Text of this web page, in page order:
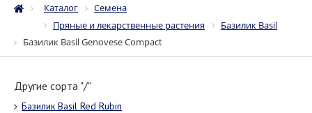
Каталог
Семена
Пряные и лекарственные растения
Базилик Basil
Базилик Basil Genovese Compact
Другие сорта "/"
Базилик Basil Red Rubin